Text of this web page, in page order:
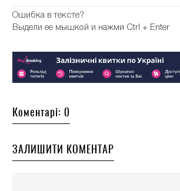
Ошибка в тексте?
Выдели ее мышкой и нажми Ctrl + Enter
Коментарі: 0
ЗАЛИШИТИ КОМЕНТАР